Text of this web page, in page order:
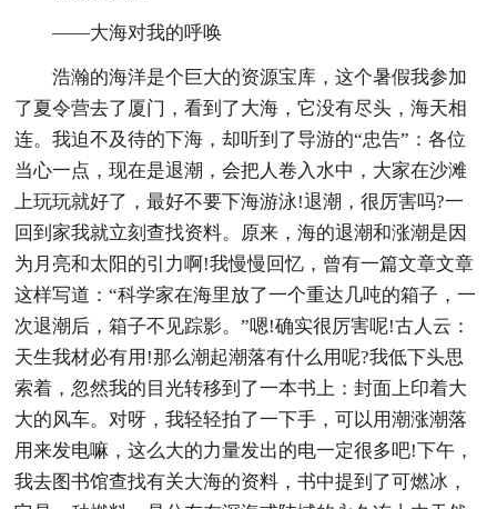
——大海对我的呼唤
浩瀚的海洋是个巨大的资源宝库，这个暑假我参加
了夏令营去了厦门，看到了大海，它没有尽头，海天相
连。我迫不及待的下海，却听到了导游的“忠告”：各位
当心一点，现在是退潮，会把人卷入水中，大家在沙滩
上玩玩就好了，最好不要下海游泳!退潮，很厉害吗?一
回到家我就立刻查找资料。原来，海的退潮和涨潮是因
为月亮和太阳的引力啊!我慢慢回忆，曾有一篇文章文章
这样写道：“科学家在海里放了一个重达几吨的箱子，一
次退潮后，箱子不见踪影。”嗯!确实很厉害呢!古人云：
天生我材必有用!那么潮起潮落有什么用呢?我低下头思
索着，忽然我的目光转移到了一本书上：封面上印着大
大的风车。对呀，我轻轻拍了一下手，可以用潮涨潮落
用来发电嘛，这么大的力量发出的电一定很多吧!下午，
我去图书馆查找有关大海的资料，书中提到了可燃冰，